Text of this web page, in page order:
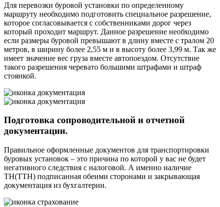
Для перевозки буровой установки по определенному
маршруту необходимо подготовить специальное разрешение,
которое согласовывается с собственниками дорог через
который проходит маршрут. Данное разрешение необходимо
если размеры буровой превышают в длину вместе с тралом 20
метров, в ширину более 2,55 м и в высоту более 3,99 м. Так же
имеет значение вес груза вместе автопоездом. Отсутствие
такого разрешения черевато большими штрафами и штраф
стоянкой.
Подготовка сопроводительной и отчетной
документации.
Правильное оформленные документов для транспортировки
буровых установок – это причина по которой у вас не будет
негативного следствия с налоговой. А именно наличие
ТН(ТТН) подписанная обеими сторонами и закрывающая
документация из бухгалтерии.